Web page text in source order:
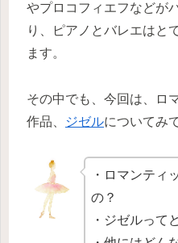
やプロコフィエフなどが
り、ピアノとバレエはと
ます。
その中でも、今回は、ロ
作品、
ジゼルについてみ
・ロマンティ
の？
・ジゼルって